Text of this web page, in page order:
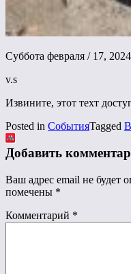
Суббота февраля / 17, 2024
v.s
Извините, этот техт
Posted in СобытияTagged
Добавить
Ваш адрес email не будет
помечены *
Комментарий *